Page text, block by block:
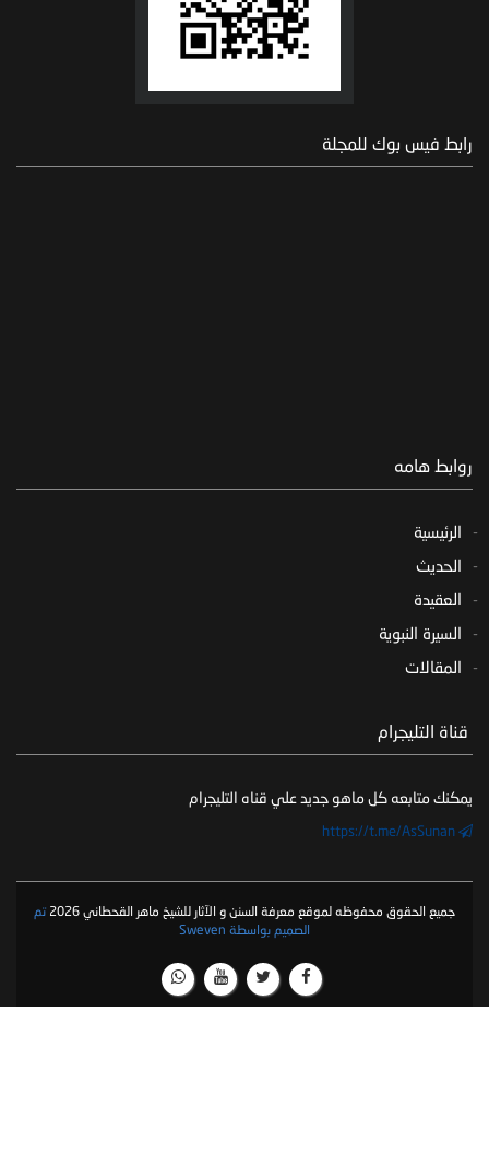
رابط فيس بوك للمجلة
روابط هامه
الرئيسية
الحديث
العقيدة
السيرة النبوية
المقالات
‏ قناة التليجرام
يمكنك متابعه كل ماهو جديد علي قناه التليجرام
جميع الحقوق محفوظه لموقع معرفة السنن و الآثار للشيخ ماهر القحطاني 2026
تم
الصميم بواسطة Sweven